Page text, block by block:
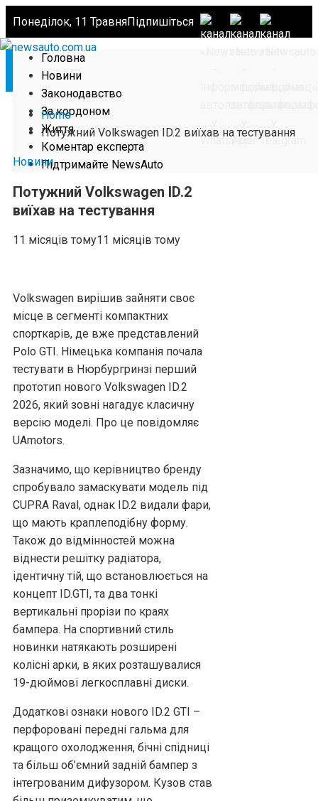
Понеділок, 11 ТравняПідпишіться
Головна
Новини
Законодавство
За кордоном
Життя
Коментар експерта
Підтримайте NewsAuto
Home
Потужний Volkswagen ID.2 виїхав на тестування
Новини
Потужний Volkswagen ID.2
виїхав на тестування
11 місяців тому11 місяців тому
Volkswagen вирішив зайняти своє
місце в сегменті компактних
спорткарів, де вже представлений
Polo GTI. Німецька компанія почала
тестувати в Нюрбургринзі перший
прототип нового Volkswagen ID.2
2026, який зовні нагадує класичну
версію моделі. Про це повідомляє
UAmotors.
Зазначимо, що керівництво бренду
спробувало замаскувати модель під
CUPRA Raval, однак ID.2 видали фари,
що мають краплеподібну форму.
Також до відмінностей можна
віднести решітку радіатора,
ідентичну тій, що встановлюється на
концепт ID.GTI, та два тонкі
вертикальні прорізи по краях
бампера. На спортивний стиль
новинки натякають розширені
колісні арки, в яких розташувалися
19-дюймові легкосплавні диски.
Додаткові ознаки нового ID.2 GTI –
перфоровані передні гальма для
кращого охолодження, бічні спідниці
та більш об’ємний задній бампер з
інтегрованим дифузором. Кузов став